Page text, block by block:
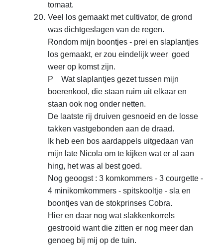
tomaat.
Veel los gemaakt met cultivator, de grond
was dichtgeslagen van de regen.
Rondom mijn boontjes - prei en slaplantjes
los gemaakt, er zou eindelijk weer goed
weer op komst zijn.
P Wat slaplantjes gezet tussen mijn
boerenkool, die staan ruim uit elkaar en
staan ook nog onder netten.
De laatste rij druiven gesnoeid en de losse
takken vastgebonden aan de draad.
Ik heb een bos aardappels uitgedaan van
mijn late Nicola om te kijken wat er al aan
hing, het was al bestgoed.
Nog geoogst : 3 komkommers - 3 courgette -
4 minikomkommers - spitskooltje - sla en
boontjes van de stokprinses Cobra.
Hier en daar nog wat slakkenkorrels
gestrooid wantdie zitten er nog meer dan
genoeg bij mij op de tuin.